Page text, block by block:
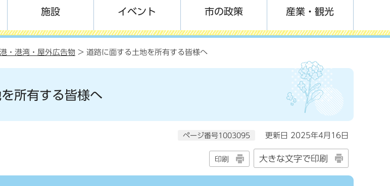
施設 イベント 市の政策 産業・観光
・港湾・屋外広告物 > 道路に面する土地を所有する皆様へ
所有する皆様へ
ページ番号1003095 更新日 2025年4月16日
印刷 大きな文字で印刷